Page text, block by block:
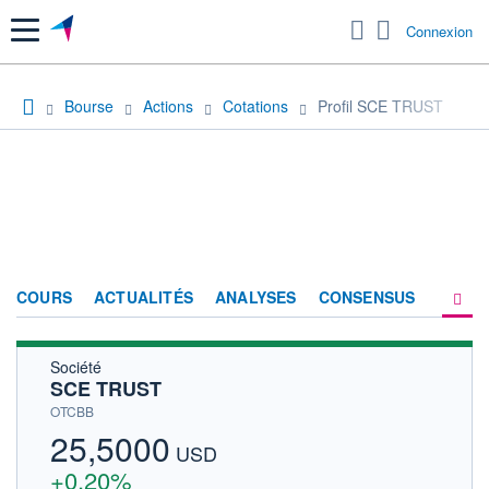
Menu Connexion
Bourse Actions Cotations Profil SCE TRUST
COURS ACTUALITÉS ANALYSES CONSENSUS
Société
SCE TRUST
OTCBB
25,5000 USD
+0,20%